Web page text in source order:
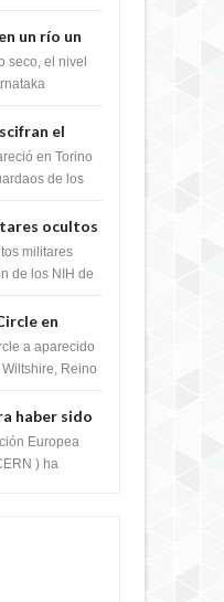
un río un
de
seco, el nivel
el
,Italia
en Torino
de los
ocultos
los NIH de
la
militares
de los NIH de
en
a aparecido
Reino
haber sido
una
Europea
) ha